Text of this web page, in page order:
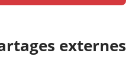
externes